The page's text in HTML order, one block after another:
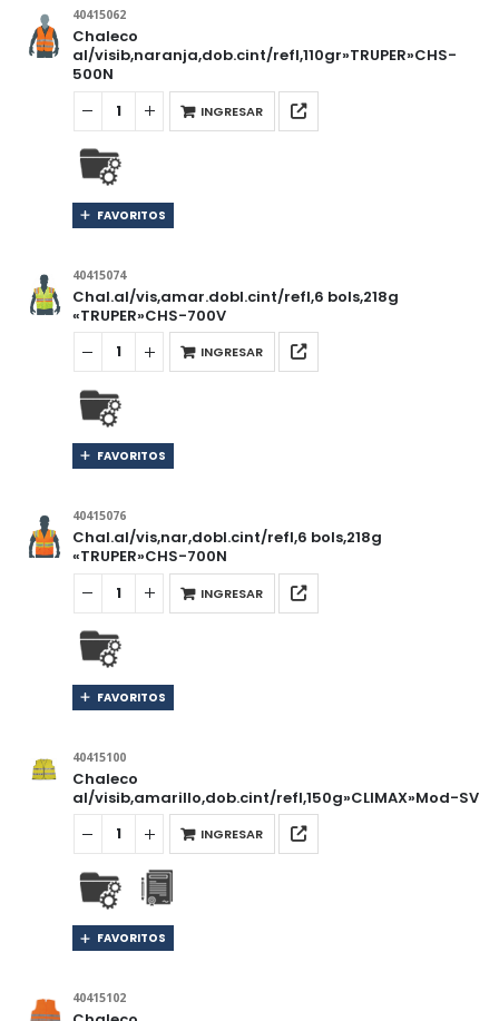
40415062
Chaleco
al/visib,naranja,dob.cint/refl,110gr»TRUPER»CHS-
500N
INGRESAR
FAVORITOS
40415074
Chal.al/vis,amar.dobl.cint/refl,6 bols,218g
«TRUPER»CHS-700V
INGRESAR
FAVORITOS
40415076
Chal.al/vis,nar,dobl.cint/refl,6 bols,218g
«TRUPER»CHS-700N
INGRESAR
FAVORITOS
40415100
Chaleco
al/visib,amarillo,dob.cint/refl,150g»CLIMAX»Mod-SV
INGRESAR
FAVORITOS
40415102